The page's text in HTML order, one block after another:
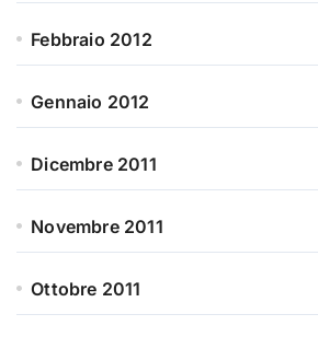
Febbraio 2012
Gennaio 2012
Dicembre 2011
Novembre 2011
Ottobre 2011